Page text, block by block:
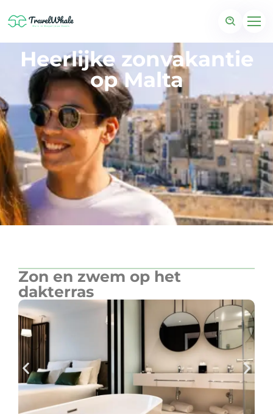
Heerlijke zonvakantie
op Malta
Zon en zwem op het
dakterras